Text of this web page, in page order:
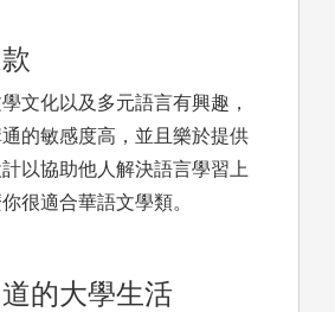
文化以及多元語言有興趣，
的敏感度高，並且樂於提供
以協助他人解決語言學習上
很適合華語文學類。
的大學生活